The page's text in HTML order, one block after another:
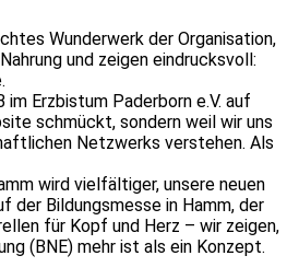
Wunderwerk der Organisation,
und zeigen eindrucksvoll:
Erzbistum Paderborn e.V. auf
schmückt, sondern weil wir uns
Netzwerks verstehen. Als
wird vielfältiger, unsere neuen
der Bildungsmesse in Hamm, der
für Kopf und Herz – wir zeigen,
(BNE) mehr ist als ein Konzept.